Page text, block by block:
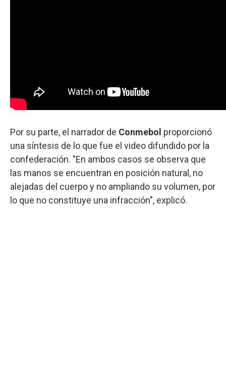
Por su parte, el narrador de Conmebol proporcionó
una síntesis de lo que fue el video difundido por la
confederación. "En ambos casos se observa que
las manos se encuentran en posición natural, no
alejadas del cuerpo y no ampliando su volumen, por
lo que no constituye una infracción", explicó.